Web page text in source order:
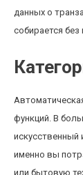
данных о
собирается
функций. В
искусственный
именно вы
или бытовую